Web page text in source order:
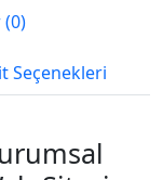
Seçenekleri